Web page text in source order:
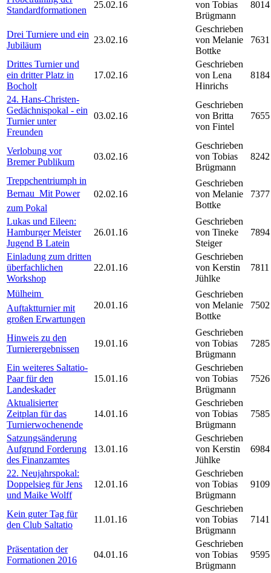
Standardformationen
25.02.16
von Tobias
Brügmann
8014
Drei Turniere und ein
Jubiläum
23.02.16
Geschrieben
von Melanie
Bottke
7631
Drittes Turnier und
ein dritter Platz in
Bocholt
17.02.16
Geschrieben
von Lena
Hinrichs
8184
24. Hans-Christen-
Gedächnispokal - ein
Turnier unter
Freunden
03.02.16
Geschrieben
von Britta
von Fintel
7655
Verlobung vor
Bremer Publikum
03.02.16
Geschrieben
von Tobias
Brügmann
8242
Treppchentriumph in
Bernau  Mit Power
zum Pokal
02.02.16
Geschrieben
von Melanie
Bottke
7377
Lukas und Eileen:
Hamburger Meister
Jugend B Latein
26.01.16
Geschrieben
von Tineke
Steiger
7894
Einladung zum dritten
überfachlichen
Workshop
22.01.16
Geschrieben
von Kerstin
Jühlke
7811
Mülheim 
Auftaktturnier mit
großen Erwartungen
20.01.16
Geschrieben
von Melanie
Bottke
7502
Hinweis zu den
Turnierergebnissen
19.01.16
Geschrieben
von Tobias
Brügmann
7285
Ein weiteres Saltatio-
Paar für den
Landeskader
15.01.16
Geschrieben
von Tobias
Brügmann
7526
Aktualisierter
Zeitplan für das
Turnierwochenende
14.01.16
Geschrieben
von Tobias
Brügmann
7585
Satzungsänderung
Aufgrund Forderung
des Finanzamtes
13.01.16
Geschrieben
von Kerstin
Jühlke
6984
22. Neujahrspokal:
Doppelsieg für Jens
und Maike Wolff
12.01.16
Geschrieben
von Tobias
Brügmann
9109
Kein guter Tag für
den Club Saltatio
11.01.16
Geschrieben
von Tobias
Brügmann
7141
Präsentation der
Formationen 2016
04.01.16
Geschrieben
von Tobias
Brügmann
9595